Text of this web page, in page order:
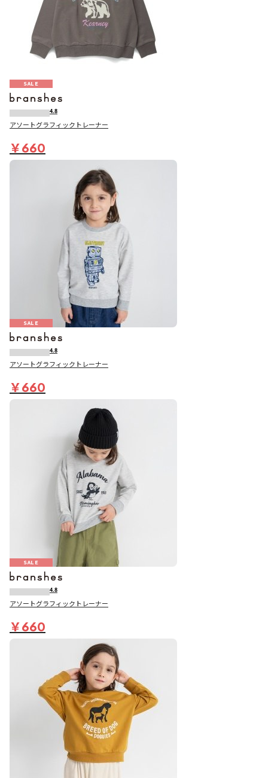
SALE
4.8
アソートグラフィックトレーナー
￥660
SALE
4.8
アソートグラフィックトレーナー
￥660
SALE
4.8
アソートグラフィックトレーナー
￥660